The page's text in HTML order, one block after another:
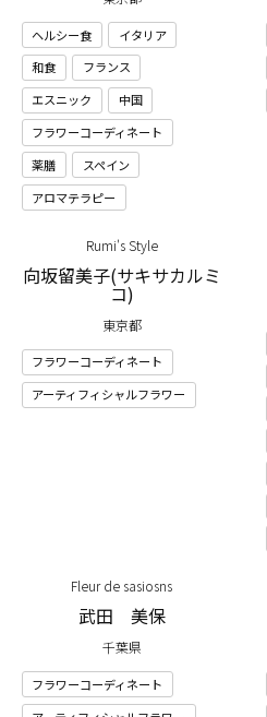
ヘルシー食
イタリア
和食
フランス
エスニック
中国
フラワーコーディネート
薬膳
スペイン
アロマテラピー
Rumi's Style
向坂留美子(サキサカルミ
コ)
東京都
フラワーコーディネート
アーティフィシャルフラワー
Fleur de sasiosns
武田 美保
千葉県
フラワーコーディネート